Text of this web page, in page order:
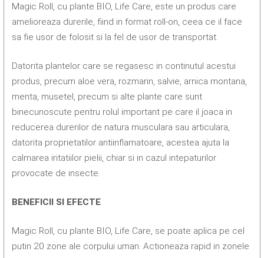
Magic Roll, cu plante BIO, Life Care, este un produs care
amelioreaza durerile, fiind in format roll-on, ceea ce il face
sa fie usor de folosit si la fel de usor de transportat.
Datorita plantelor care se regasesc in continutul acestui
produs, precum aloe vera, rozmarin, salvie, arnica montana,
menta, musetel, precum si alte plante care sunt
binecunoscute pentru rolul important pe care il joaca in
reducerea durerilor de natura musculara sau articulara,
datorita proprietatilor antiinflamatoare, acestea ajuta la
calmarea iritatiilor pielii, chiar si in cazul intepaturilor
provocate de insecte.
BENEFICII SI EFECTE
Magic Roll, cu plante BIO, Life Care, se poate aplica pe cel
putin 20 zone ale corpului uman. Actioneaza rapid in zonele